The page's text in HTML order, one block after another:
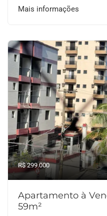
Mais informações
R$ 299.000
Apartamento à
59m²